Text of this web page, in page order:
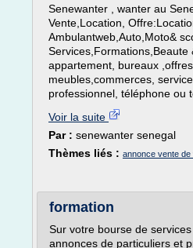
Senewanter , wanter au
Vente,Location,
Ambulantweb,Auto,Moto&
appartement, bureaux
meubles,commerces,
professionnel, téléphone ou
Voir la suite
Par : senewanter senegal
Thèmes liés : annonce vente
formation
Sur votre bourse de
annonces de particuliers et